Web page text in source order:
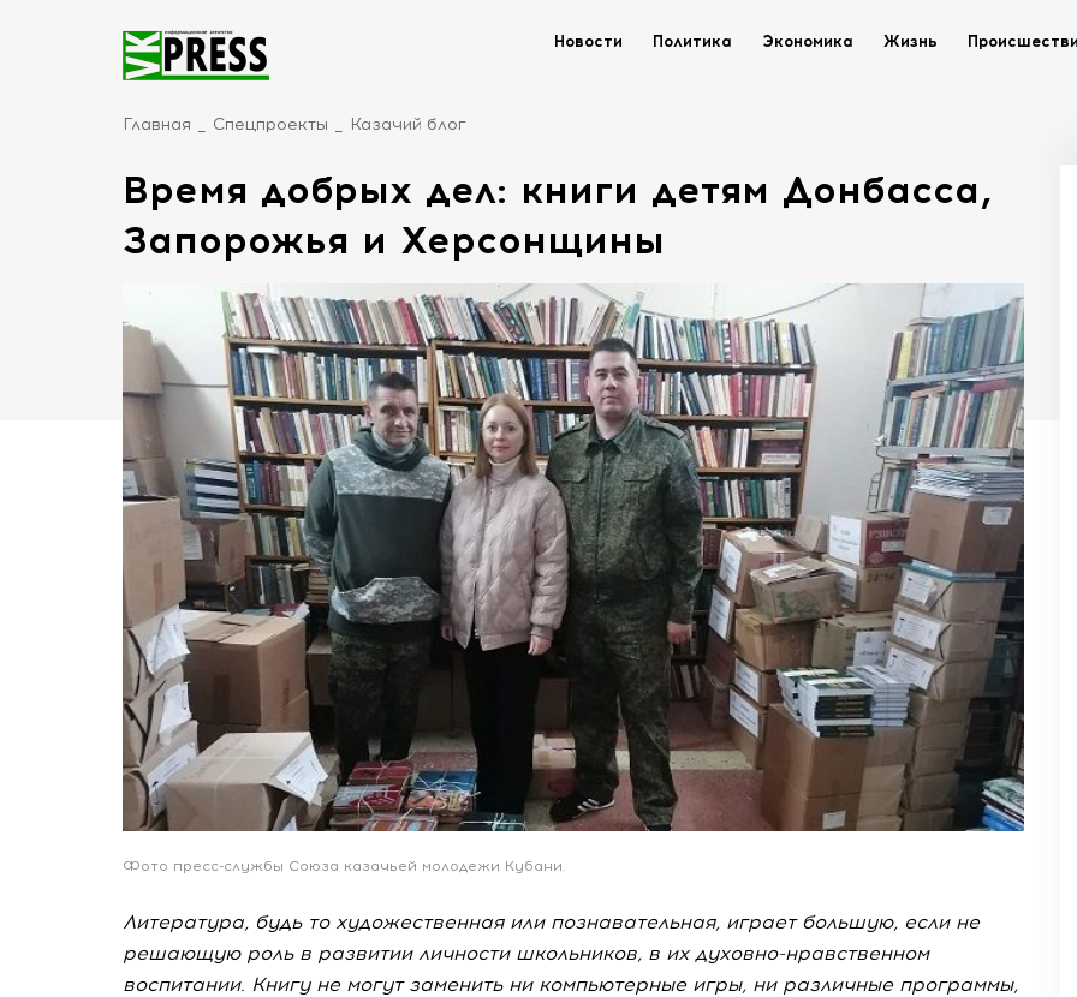
Новости Политика Экономика Жизнь
Главная Спецпроекты Казачий блог
Время добрых дел: книги детям Донбасса,
Запорожья и Херсонщины
Фото пресс-службы Союза казачьей молодежи Кубани.
Литература, будь то художественная или познавательная, играет большую, если не
решающую роль в развитии личности школьников, в их духовно-нравственном
воспитании. Книгу не могут заменить ни компьютерные игры, ни различные программы,